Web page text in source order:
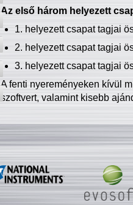
Az első három helyezett
1. helyezett csapat tagjai
2. helyezett csapat tagjai
3. helyezett csapat tagjai
A fenti nyereményeken kívül
szoftvert, valamint kisebb